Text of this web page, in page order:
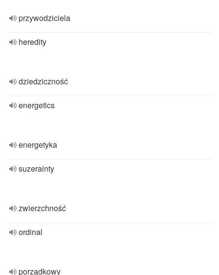
przywodziciela
heredity
dziedziczność
energetics
energetyka
suzerainty
zwierzchność
ordinal
porządkowy